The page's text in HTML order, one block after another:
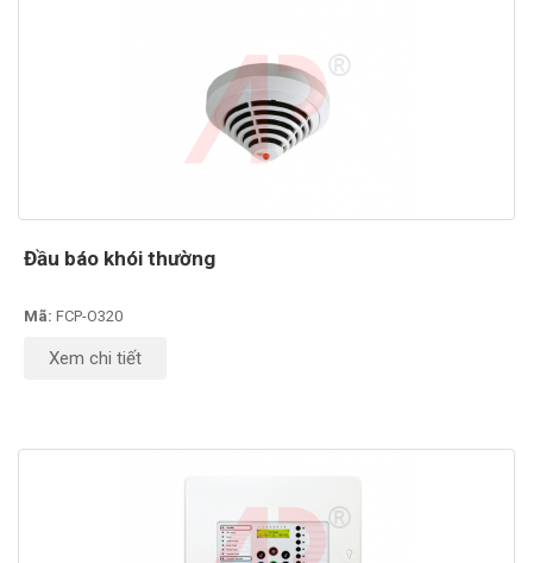
Đầu báo khói thường
Mã: FCP-O320
Xem chi tiết